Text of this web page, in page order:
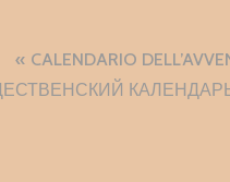
CALENDARIO
КАЛЕНДАРЬ